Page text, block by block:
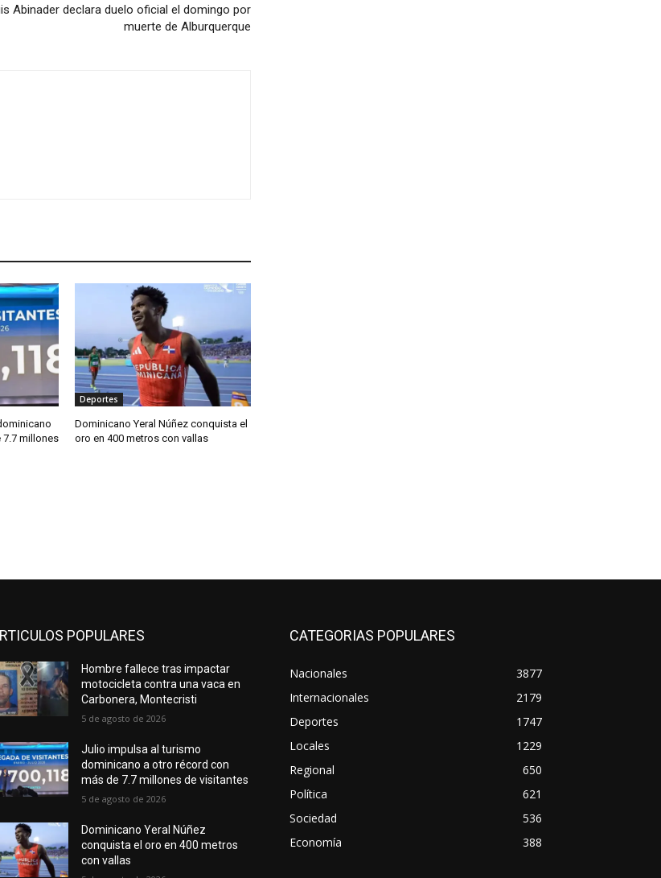
Abinader declara duelo oficial el domingo por
muerte de Alburquerque
millones
Deportes
Dominicano Yeral Núñez conquista el
oro en 400 metros con vallas
POPULARES
Hombre fallece tras impactar
motocicleta contra una vaca en
Carbonera, Montecristi
5 de agosto de 2026
Julio impulsa al turismo
dominicano a otro récord con
más de 7.7 millones de visitantes
5 de agosto de 2026
Dominicano Yeral Núñez
conquista el oro en 400 metros
con vallas
CATEGORIAS POPULARES
Nacionales
3877
Internacionales
2179
Deportes
1747
Locales
1229
Regional
650
Política
621
Sociedad
536
Economía
388